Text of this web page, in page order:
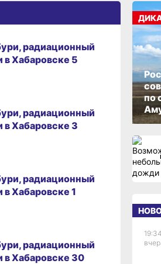
радиационный
в Хабаровске 5
радиационный
в Хабаровске 3
радиационный
Хабаровске 1
радиационный
в Хабаровске 30
по